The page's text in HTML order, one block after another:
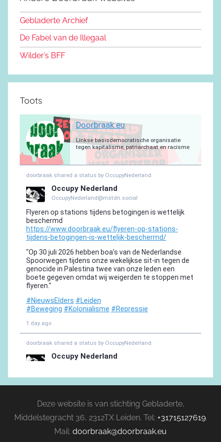
n
b
o
o
Gebladerte Archief
De Fabel van de Illegaal
Wilder’s BFF
Toots
Deze website is van stichting Gebladerte,
Middelstegracht 36, 2312TX Leiden. Tel: +31715127619.
Mail: doorbraak@doorbraak.eu